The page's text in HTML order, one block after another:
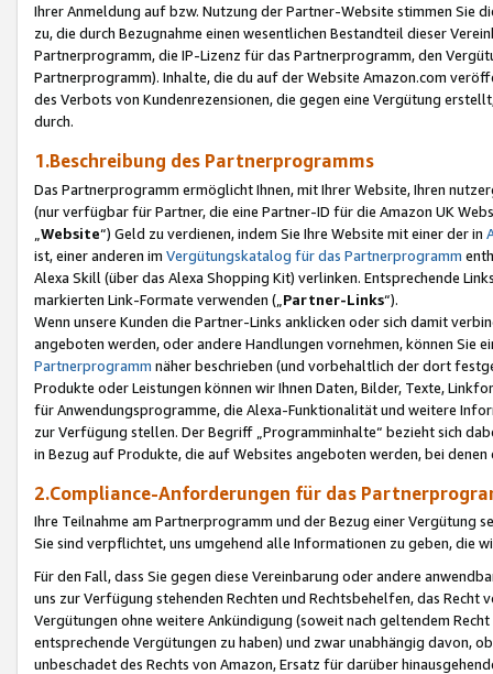
Ihrer Anmeldung auf bzw. Nutzung der Partner-Website stimmen Sie
zu, die durch Bezugnahme einen wesentlichen Bestandteil dieser
Partnerprogramm, die IP-Lizenz für das Partnerprogramm, den
Partnerprogramm). Inhalte, die du auf der Website Amazon.com
des Verbots von Kundenrezensionen, die gegen eine Vergütung
durch.
1.Beschreibung des Partnerprogramms
Das Partnerprogramm ermöglicht Ihnen, mit Ihrer Website, Ihren
(nur verfügbar für Partner, die eine Partner-ID für die Amazon UK
Website“) Geld zu verdienen, indem Sie Ihre Website mit einer der in
ist, einer anderen im Vergütungskatalog für das Partnerprogramm
Alexa Skill (über das Alexa Shopping Kit) verlinken. Entsprechende
markierten Link-Formate verwenden („ Partner-Links“).
Wenn unsere Kunden die Partner-Links anklicken oder sich damit
angeboten werden, oder andere Handlungen vornehmen, können Sie
Partnerprogramm näher beschrieben (und vorbehaltlich der dort
Produkte oder Leistungen können wir Ihnen Daten, Bilder, Texte,
für Anwendungsprogramme, die Alexa-Funktionalität und weitere
zur Verfügung stellen. Der Begriff „Programminhalte“ bezieht sich
in Bezug auf Produkte, die auf Websites angeboten werden, bei
2.Compliance-Anforderungen für das
Ihre Teilnahme am Partnerprogramm und der Bezug einer Vergütung
Sie sind verpflichtet, uns umgehend alle Informationen zu geben, die
Für den Fall, dass Sie gegen diese Vereinbarung oder andere
uns zur Verfügung stehenden Rechten und Rechtsbehelfen, das
Vergütungen ohne weitere Ankündigung (soweit nach geltendem
entsprechende Vergütungen zu haben) und zwar unabhängig davon,
unbeschadet des Rechts von Amazon, Ersatz für darüber